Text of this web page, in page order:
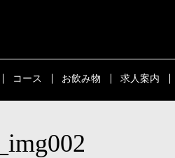
コース お飲み物 求人案内